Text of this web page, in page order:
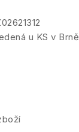
u KS v Brně